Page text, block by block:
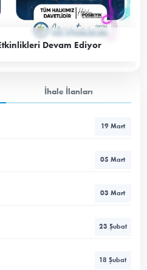
Devam Ediyor
İhale İlanları
19 Mart
05 Mart
03 Mart
23 Şubat
18 Şubat